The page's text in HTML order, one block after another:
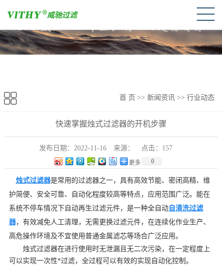
首 页 >> 新闻资讯 >> 行业动态
快速掌握烛式过滤器的开机步骤
发布日期：2022-11-16 来源： 点击： 157
更多 0
烛式过滤器是常用的过滤器之一，具有高效节能、密闭高精、维
护简便、安全可靠、自动化程度较高等特点，应用范围广泛。能在
系统不停车情况下自动再生过滤元件，是一种全自动自清洗过滤
器，有效减免人工清理，无需更换过滤元件，在连续化作业生产、
高危操作环境及不宜使用普通金属滤芯等场合广泛应用。
烛式过滤器在进行使用时无泄漏且无二次污染，在一定程度上
可以实现一次性*过滤，全过程可以有效的实现自动化控制。